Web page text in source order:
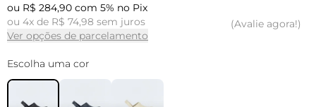
ou R$ 284,90 com 5% no Pix
ou 4x de R$ 74,98 sem juros
Ver opções de parcelamento
Avalie agora!
Escolha uma cor